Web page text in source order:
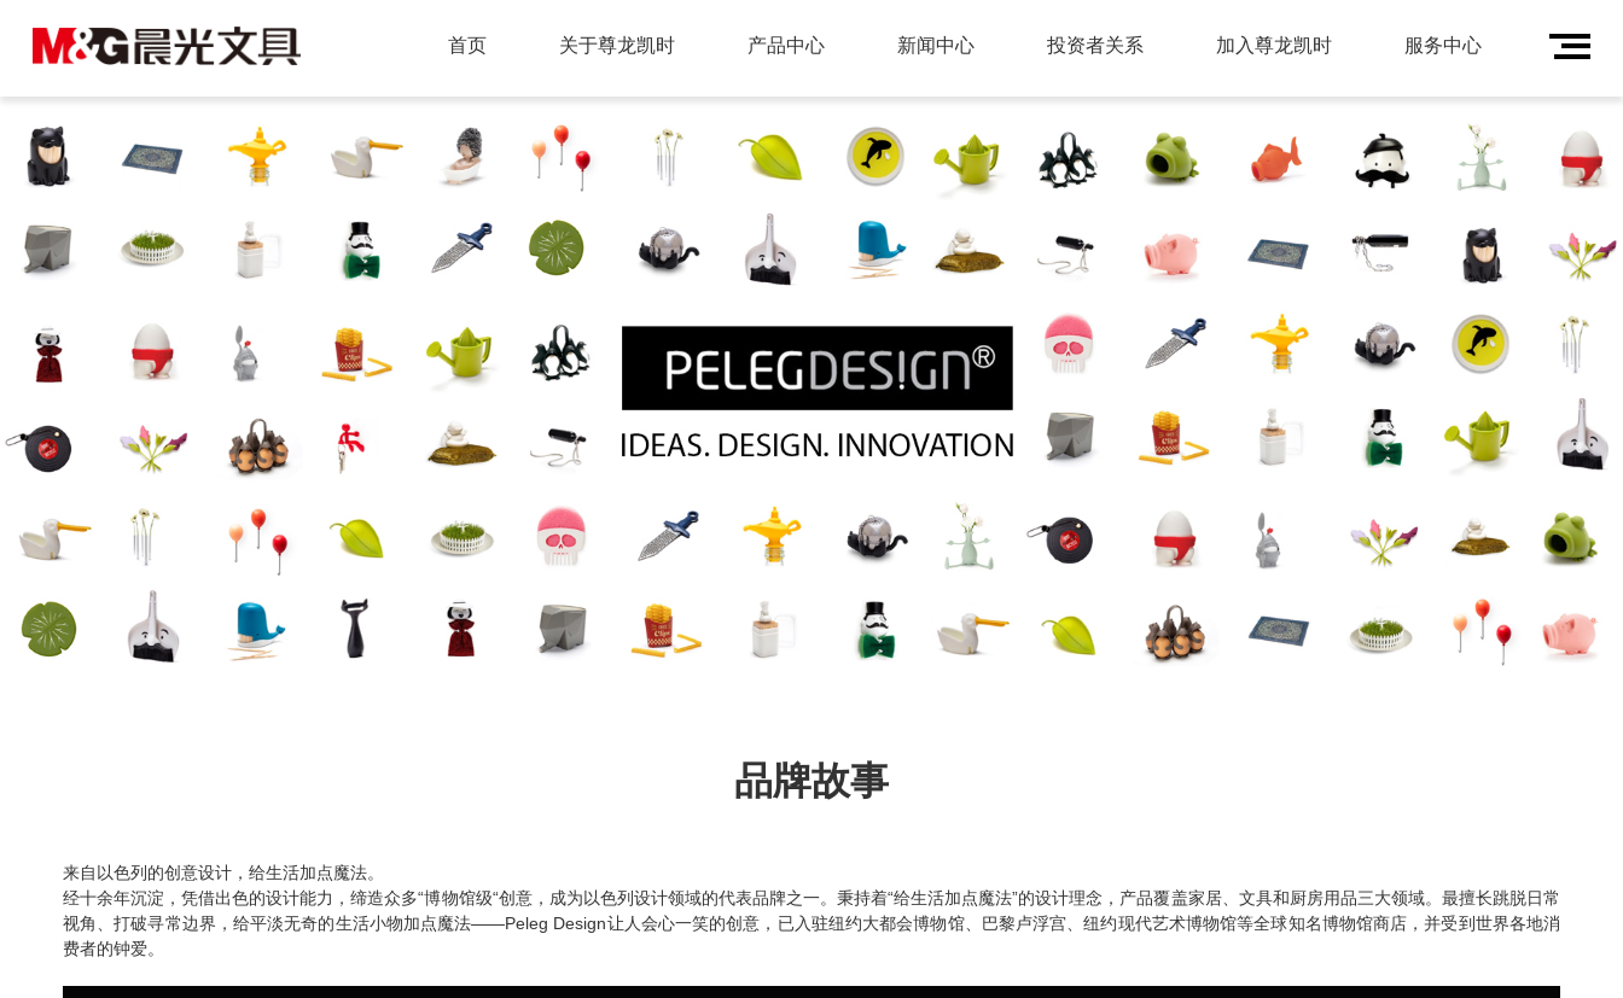
尊龙凯时 首页 关于尊龙凯时 产品中心 新闻中心 投资者关系 加入尊龙凯时 服务中心
品牌故事
来自以色列的创意设计，给生活加点魔法。
经十余年沉淀，凭借出色的设计能力，缔造众多“博物馆级“创意，成为以色列设计领域的代表品牌之一。秉持着“给生活加点魔法”的设计理念，产品覆盖家居、文具和厨房用品三大领域。最擅长跳脱日常
视角、打破寻常边界，给平淡无奇的生活小物加点魔法——Peleg Design让人会心一笑的创意，已入驻纽约大都会博物馆、巴黎卢浮宫、纽约现代艺术博物馆等全球知名博物馆商店，并受到世界各地消
费者的钟爱。